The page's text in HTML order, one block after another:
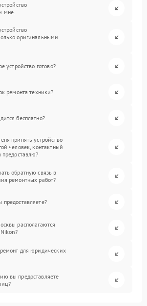
мне.
оригинальными
устройство готово?
ремонта техники?
бесплатно?
принять устройство
человек, контактный
предоставлю?
обратную связь в
ремонтных работ?
располагаются
для юридических
вы предоставляете